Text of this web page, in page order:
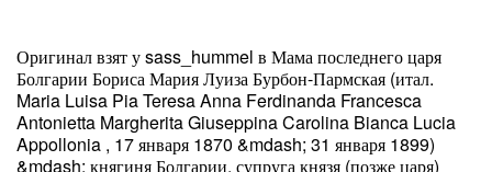
Оригинал взят у sass_hummel в Мама последнего царя
Болгарии Бориса Мария Луиза Бурбон-Пармская (итал.
Maria Luisa Pia Teresa Anna Ferdinanda Francesca
Antonietta Margherita Giuseppina Carolina Bianca Lucia
Appollonia , 17 января 1870 &mdash; 31 января 1899)
&mdash; княгиня Болгарии, супруга князя (позже царя)